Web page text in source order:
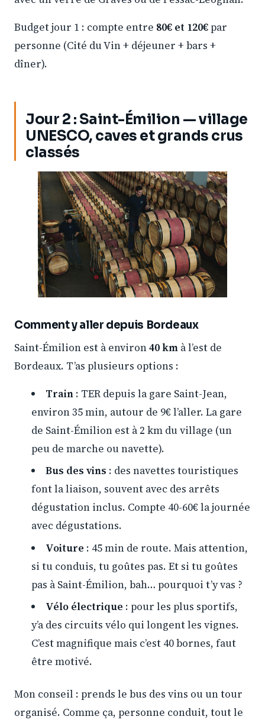
Budget jour 1 : compte entre 80€ et 120€ par
personne (Cité du Vin + déjeuner + bars +
dîner).
Jour 2 : Saint-Émilion — village
UNESCO, caves et grands crus
classés
Comment y aller depuis Bordeaux
Saint-Émilion est à environ40 km à l’est de
Bordeaux. T’as plusieurs options :
Train : TER depuis la gare Saint-Jean,
environ 35 min, autour de 9€ l’aller. La gare
de Saint-Émilion est à 2 km du village (un
peu de marche ou navette).
Bus des vins : des navettes touristiques
font la liaison, souvent avec des arrêts
dégustation inclus. Compte 40-60€ la journée
avec dégustations.
Voiture : 45 min de route. Mais attention,
si tu conduis, tu goûtes pas. Et si tu goûtes
pas à Saint-Émilion, bah… pourquoi t’y vas ?
Vélo électrique : pour les plus sportifs,
y’a des circuits vélo qui longent les vignes.
C’est magnifique mais c’est 40 bornes, faut
être motivé.
Mon conseil : prends le bus des vins ou un tour
organisé. Comme ça, personne conduit, tout le